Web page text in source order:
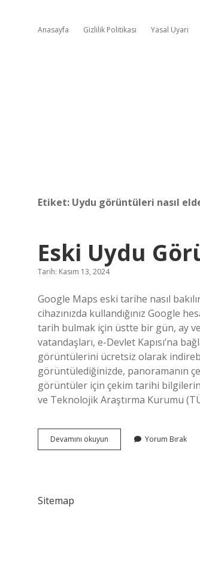
Anasayfa Gizlilik Politikası Yasal Uyarı
Etiket: Uydu görüntüleri nasıl
Eski Uydu
Tarih: Kasım 13, 2024
Google Maps eski tarihe nasıl
cihazınızda kullandığınız Google
tarih bulmak için üstte bir gün, ay
vatandaşları, e-Devlet Kapısı’na
görüntülerini ücretsiz olarak
görüntülediğinizde, panoramanın
görüntüler için çekim tarihi
ve Teknolojik Araştırma Kurumu
Devamını okuyun
Uydu
Yorum Bırak
Sitemap